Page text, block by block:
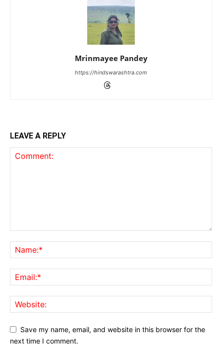
Mrinmayee Pandey
https://hindswarashtra.com
LEAVE A REPLY
Save my name, email, and website in this browser for the
next time I comment.